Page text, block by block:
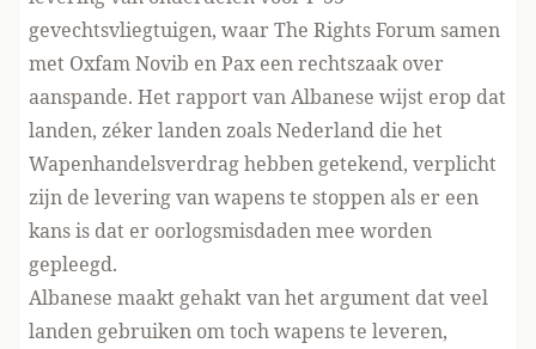
gevechtsvliegtuigen, waar The Rights Forum samen
met Oxfam Novib en Pax een rechtszaakover
aanspande. Het rapport van Albanese wijst erop dat
landen, zéker landen zoals Nederland die het
Wapenhandelsverdraghebben getekend, verplicht
zijn de levering van wapens te stoppen als er een
kans is dat er oorlogsmisdaden mee worden
gepleegd.
Albanese maakt gehakt van het argument dat veel
landen gebruiken om toch wapens te leveren,